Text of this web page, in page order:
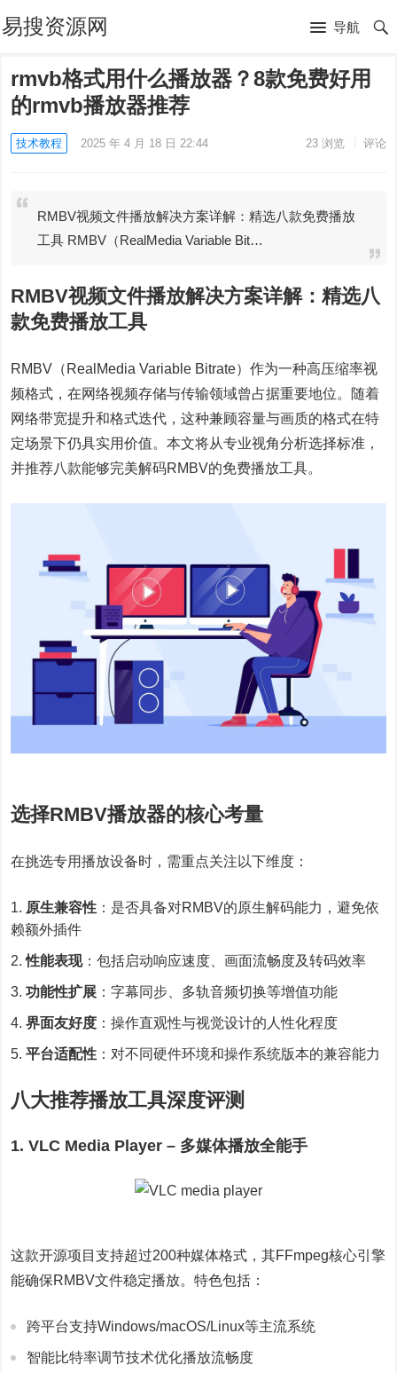
易搜资源网 导航
rmvb格式用什么播放器？8款免费好用
的rmvb播放器推荐
技术教程 2025 年 4 月 18 日 22:44 23浏览 评论
RMBV视频文件播放解决方案详解：精选八款免费播放
工具 RMBV（RealMedia Variable Bit…
RMBV视频文件播放解决方案详解：精选八
款免费播放工具
RMBV（RealMedia Variable Bitrate）作为一种高压缩率视
频格式，在网络视频存储与传输领域曾占据重要地位。随着
网络带宽提升和格式迭代，这种兼顾容量与画质的格式在特
定场景下仍具实用价值。本文将从专业视角分析选择标准，
并推荐八款能够完美解码RMBV的免费播放工具。
选择RMBV播放器的核心考量
在挑选专用播放设备时，需重点关注以下维度：
原生兼容性 ：是否具备对RMBV的原生解码能力，避免依
赖额外插件
性能表现：包括启动响应速度、画面流畅度及转码效率
功能性扩展 ：字幕同步、多轨音频切换等增值功能
界面友好度 ：操作直观性与视觉设计的人性化程度
平台适配性 ：对不同硬件环境和操作系统版本的兼容能力
八大推荐播放工具深度评测
1. VLC Media Player – 多媒体播放全能手
这款开源项目支持超过200种媒体格式，其FFmpeg核心引擎
能确保RMBV文件稳定播放。特色包括：
跨平台支持Windows/macOS/Linux等主流系统
智能比特率调节技术优化播放流畅度